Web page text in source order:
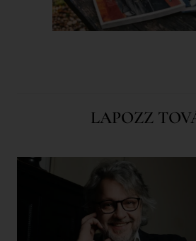
LAPOZZ